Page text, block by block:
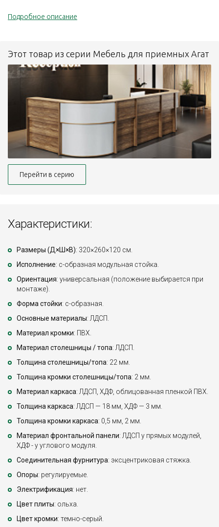
Подробное описание
Этот товар из серии Мебель для приемных Агат
Перейти в серию
Характеристики:
Размеры (Д×Ш×В): 320×260×120 см.
Исполнение: с-образная модульная стойка.
Ориентация: универсальная (положение выбирается при
монтаже).
Форма стойки: с-образная.
Основные материалы: ЛДСП.
Материал кромки: ПВХ.
Материал столешницы / топа: ЛДСП.
Толщина столешницы/топа: 22 мм.
Толщина кромки столешницы/топа: 2 мм.
Материал каркаса: ЛДСП, ХДФ, облицованная пленкой ПВХ.
Толщина каркаса: ЛДСП — 18 мм, ХДФ — 3 мм.
Толщина кромки каркаса: 0,5 мм, 2 мм.
Материал фронтальной панели: ЛДСП у прямых модулей,
ХДФ - у углового модуля.
Соединительная фурнитура: эксцентриковая стяжка.
Опоры: регулируемые.
Электрификация: нет.
Цвет плиты: ольха.
Цвет кромки: темно-серый.